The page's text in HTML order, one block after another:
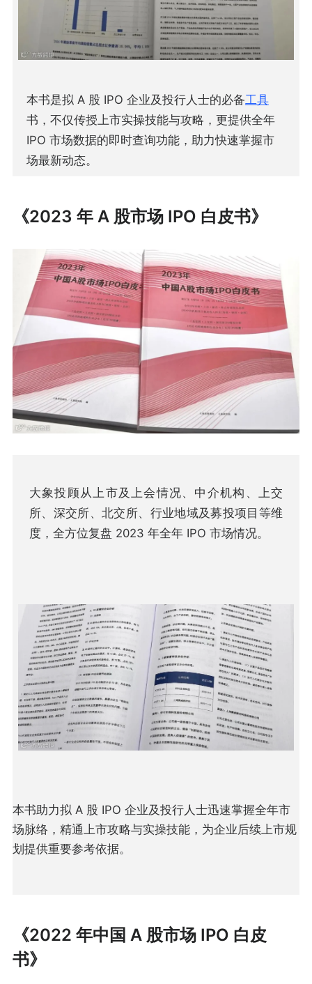
本书是拟 A 股 IPO 企业及投行人士的必备工具
书，不仅传授上市实操技能与攻略，更提供全年
IPO 市场数据的即时查询功能，助力快速掌握市
场最新动态。
《2023 年 A 股市场 IPO 白皮书》
大象投顾从上市及上会情况、中介机构、上交
所、深交所、北交所、行业地域及募投项目等维
度，全方位复盘 2023 年全年 IPO 市场情况。
本书助力拟 A 股 IPO 企业及投行人士迅速掌握全年市
场脉络，精通上市攻略与实操技能，为企业后续上市规
划提供重要参考依据。
《2022 年中国 A 股市场 IPO 白皮
书》